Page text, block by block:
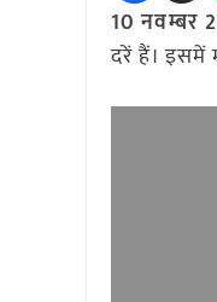
10 नवम्बर
दरें हैं।